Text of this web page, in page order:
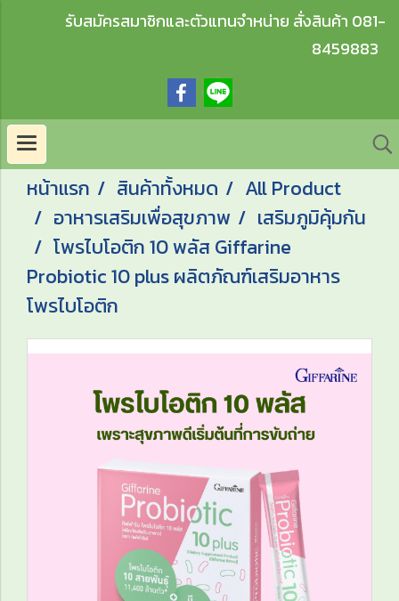
รับสมัครสมาชิกและตัวแทนจำหน่าย สั่งสินค้า 081-
8459883
หน้าแรก สินค้าทั้งหมด
All Product
อาหารเสริมเพื่อสุขภาพ
เสริมภูมิคุ้มกัน
โพรไบโอติก 10 พลัส Giffarine
Probiotic 10 plus ผลิตภัณฑ์เสริมอาหาร
โพรไบโอติก